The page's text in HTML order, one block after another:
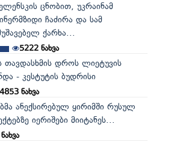
ცნობით, უკრაინამ
ჩაძირა და სამ
ქარხა...
5222ნახვა
თავდასხმის დროს ლიეტუვის
- კესტუტის ბუდრისი
ნახვა
ანექსირებულ ყირიმში რუსულ
იერიშები მიიტანეს...